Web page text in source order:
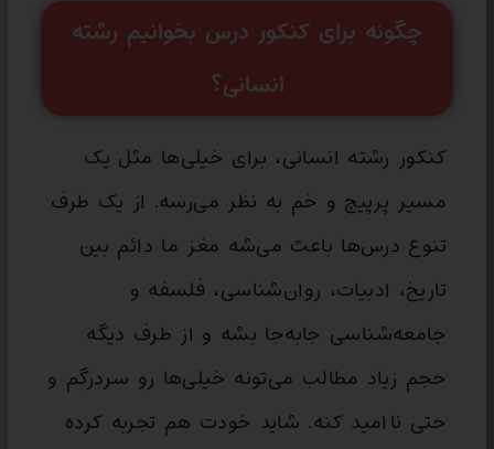
چگونه برای کنکور درس بخوانیم رشته
انسانی؟
کنکور رشته انسانی، برای خیلی‌ها مثل یک
مسیر پرپیچ و خم به نظر می‌رسه. از یک طرف
تنوع درس‌ها باعث می‌شه مغز ما دائم بین
تاریخ، ادبیات، روان‌شناسی، فلسفه و
جامعه‌شناسی جابه‌جا بشه و از طرف دیگه
حجم زیاد مطالب می‌تونه خیلی‌ها رو سردرگم و
حتی ناامید کنه. شاید خودت هم تجربه کرده